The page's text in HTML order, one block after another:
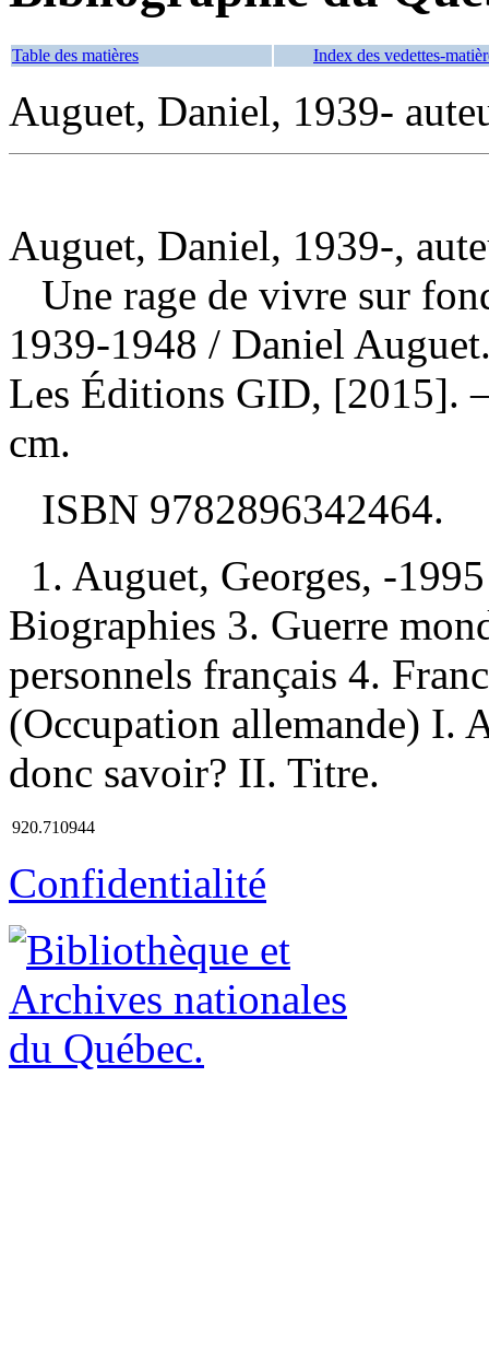
Table des matières Index des vedettes-
Auguet, Daniel, 1939-
Auguet, Daniel, 1939-,
Une rage de vivre sur
1939-1948 / Daniel
Les Éditions GID, [2015].
cm.
ISBN 9782896342464.
1. Auguet, Georges, -
Biographies 3. Guerre
personnels français 4.
(Occupation allemande) I.
donc savoir? II. Titre.
920.710944
Confidentialité